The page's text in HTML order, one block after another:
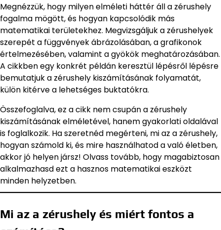
Megnézzük, hogy milyen elméleti háttér áll a zérushely
fogalma mögött, és hogyan kapcsolódik más
matematikai területekhez. Megvizsgáljuk a zérushelyek
szerepét a függvények ábrázolásában, a grafikonok
értelmezésében, valamint a gyökök meghatározásában.
A cikkben egy konkrét példán keresztül lépésről lépésre
bemutatjuk a zérushely kiszámításának folyamatát,
külön kitérve a lehetséges buktatókra.
Összefoglalva, ez a cikk nem csupán a zérushely
kiszámításának elméletével, hanem gyakorlati oldalával
is foglalkozik. Ha szeretnéd megérteni, mi az a zérushely,
hogyan számold ki, és mire használhatod a való életben,
akkor jó helyen jársz! Olvass tovább, hogy magabiztosan
alkalmazhasd ezt a hasznos matematikai eszközt
minden helyzetben.
Mi az a zérushely és miért fontos a